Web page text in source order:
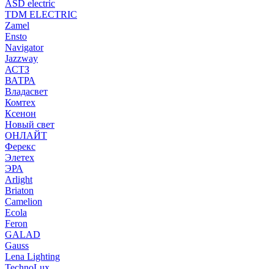
ASD electric
TDM ELECTRIC
Zamel
Ensto
Navigator
Jazzway
АСТЗ
ВАТРА
Владасвет
Комтех
Ксенон
Новый свет
ОНЛАЙТ
Ферекс
Элетех
ЭРА
Arlight
Briaton
Camelion
Ecola
Feron
GALAD
Gauss
Lena Lighting